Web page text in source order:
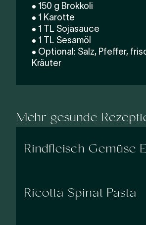
• 150 g Brokkoli
• 1 Karotte
• 1 TL Sojasauce
• 1 TL Sesamöl
• Optional: Salz, Pfeffer,
Kräuter
Mehr gesunde
Rindfleisch Gemüse
Ricotta Spinat Pasta